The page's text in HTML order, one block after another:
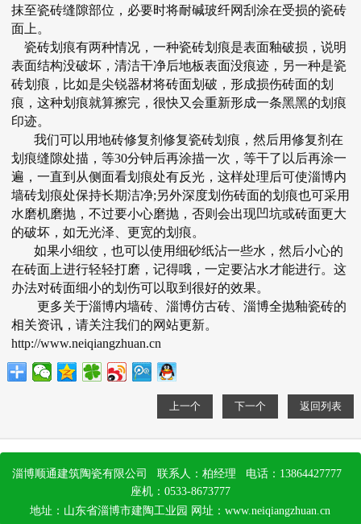
抹至瓷砖缝隙部位，必要时将耐碱玻纤网刮涂在受损的瓷砖
面上。
瓷砖划痕有两种情况，一种瓷砖划痕是表面釉破损，说明
表面结构没破坏，清洁干净后地板表面没痕迹，另一种是瓷
砖划痕，比如是尖锐器材将砖面划破，形成损伤砖面的划
痕，这种划痕就算擦完，很快又会重新形成一条黑黑的划痕
印迹。
我们可以用地砖修复剂修复瓷砖划痕，然后用修复剂在
划痕缝隙处描，等30分钟后再涂描一次，等干了以后再涂一
遍，一直到从侧面看划痕处有反光，这样处理后可使淄博内
墙砖划痕处保持长期洁净;另外深度划伤砖面的划痕也可采用
水磨机磨抛，不过要小心磨抛，否则会出现凹坑或砖面更大
的破坏，如无光泽、更宽的划痕。
如果小细纹，也可以使用细砂纸沾一些水，然后小心的
在砖面上进行轻轻打磨，记得哦，一定要沾水才能进行。这
办法对砖面细小的划伤可以取到很好的效果。
更多关于淄博内墙砖、 淄博仿古砖、 淄博全抛釉瓷砖的
相关资讯，请关注我们的网站更新。
http://www.neiqiangzhuan.cn
上一个 下一个 返回列表
淄博顺通建筑陶瓷有限公司 联系人：柏经理 电话：13864427777
座机：0533-8673777
地址：山东省淄博市建陶工业园 网址：www.neiqiangzhuan.cn